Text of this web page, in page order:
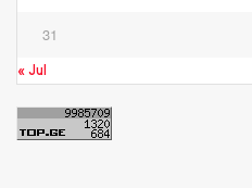
31
« Jul